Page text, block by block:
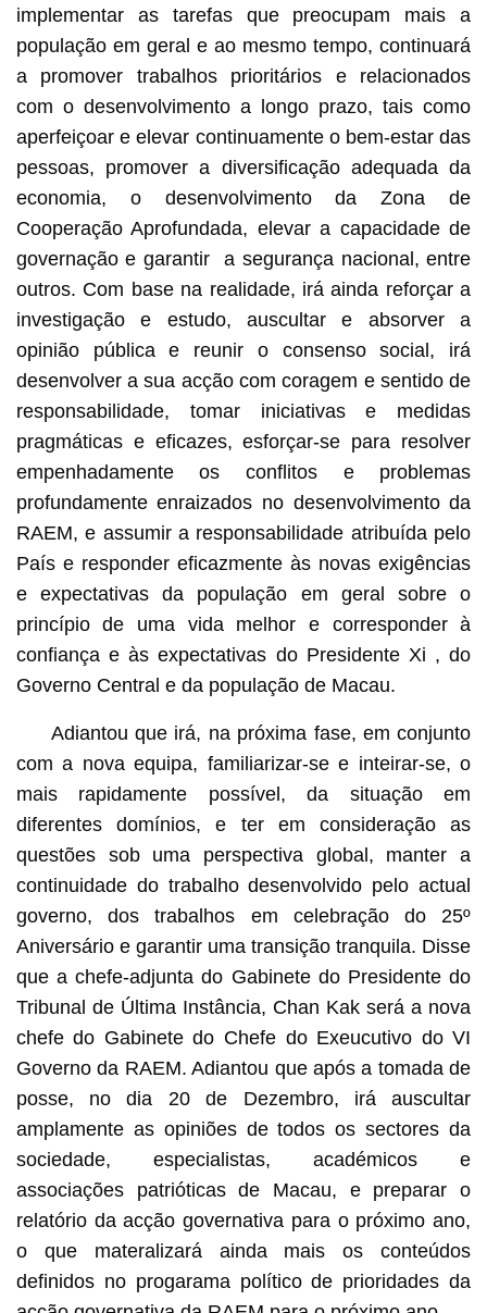
implementar as tarefas que preocupam mais a
população em geral e ao mesmo tempo, continuará
a promover trabalhos prioritários e relacionados
com o desenvolvimento a longo prazo, tais como
aperfeiçoar e elevar continuamente o bem-estar das
pessoas, promover a diversificação adequada da
economia, o desenvolvimento da Zona de
Cooperação Aprofundada, elevar a capacidade de
governação e garantir a segurança nacional, entre
outros. Com base na realidade, irá ainda reforçar a
investigação e estudo, auscultar e absorver a
opinião pública e reunir o consenso social, irá
desenvolver a sua acção com coragem e sentido de
responsabilidade, tomar iniciativas e medidas
pragmáticas e eficazes, esforçar-se para resolver
empenhadamente os conflitos e problemas
profundamente enraizados no desenvolvimento da
RAEM, e assumir a responsabilidade atribuída pelo
País e responder eficazmente às novas exigências
e expectativas da população em geral sobre o
princípio de uma vida melhor e corresponder à
confiança e às expectativas do Presidente Xi , do
Governo Central e da população de Macau.
Adiantou que irá, na próxima fase, em conjunto
com a nova equipa, familiarizar-se e inteirar-se, o
mais rapidamente possível, da situação em
diferentes domínios, e ter em consideração as
questões sob uma perspectiva global, manter a
continuidade do trabalho desenvolvido pelo actual
governo, dos trabalhos em celebração do 25º
Aniversário e garantir uma transição tranquila. Disse
que a chefe-adjunta do Gabinete do Presidente do
Tribunal de Última Instância, Chan Kak será a nova
chefe do Gabinete do Chefe do Exeucutivo do VI
Governo da RAEM. Adiantou que após a tomada de
posse, no dia 20 de Dezembro, irá auscultar
amplamente as opiniões de todos os sectores da
sociedade, especialistas, académicos e
associações patrióticas de Macau, e preparar o
relatório da acção governativa para o próximo ano,
o que materalizará ainda mais os conteúdos
definidos no progarama político de prioridades da